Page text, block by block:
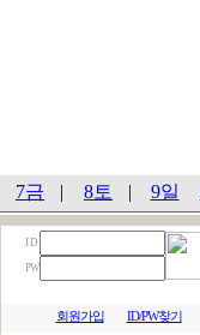
7금 | 8토 | 9일
I D
PW
회원가입 ID/PW찾기